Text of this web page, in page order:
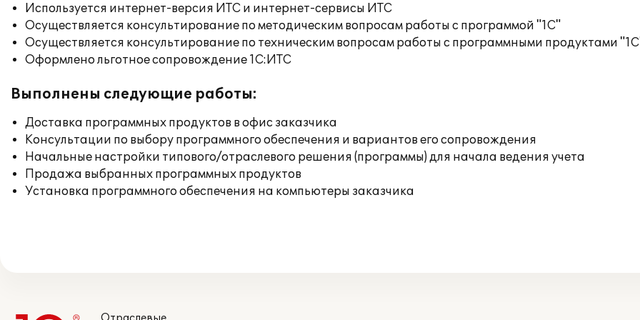
Используется интернет-версия ИТС и интернет-сервисы ИТС
Осуществляется консультирование по методическим вопросам работы с программой "1С"
Осуществляется консультирование по техническим вопросам работы с программными продуктами
Оформлено льготное сопровождение 1С:ИТС
Выполнены следующие работы:
Доставка программных продуктов в офис заказчика
Консультации по выбору программного обеспечения и вариантов его сопровождения
Начальные настройки типового/отраслевого решения (программы) для начала ведения учета
Продажа выбранных программных продуктов
Установка программного обеспечения на компьютеры заказчика